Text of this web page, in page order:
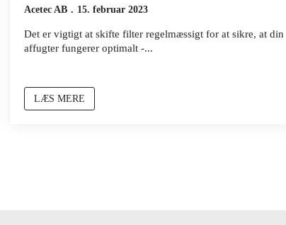
Acetec AB 15. februar 2023
Det er vigtigt at skifte filter regelmæssigt for at sikre, at din
affugter fungerer optimalt -...
LÆS MERE